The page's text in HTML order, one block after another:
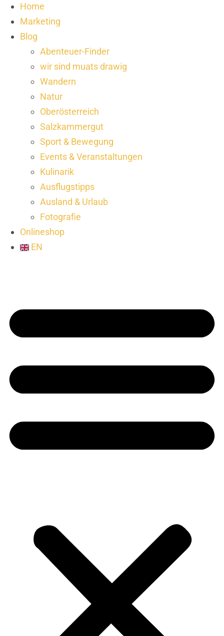
Home
Marketing
Blog
Abenteuer-Finder
wir sind muats drawig
Wandern
Natur
Oberösterreich
Salzkammergut
Sport & Bewegung
Events & Veranstaltungen
Kulinarik
Ausflugstipps
Ausland & Urlaub
Fotografie
Onlineshop
EN